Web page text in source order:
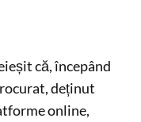
că, începând
deținut
online,